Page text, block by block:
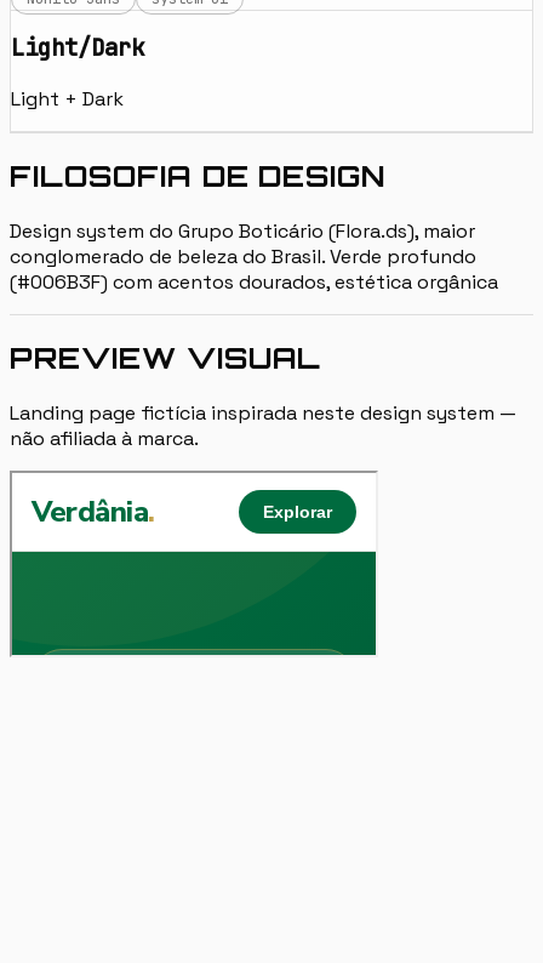
Light/Dark
Light + Dark
FILOSOFIA DE DESIGN
Design system do Grupo Boticário (Flora.ds), maior
conglomerado de beleza do Brasil. Verde profundo
(#006B3F) com acentos dourados, estética orgânica
PREVIEW VISUAL
Landing page fictícia inspirada neste design system —
não afiliada à marca.